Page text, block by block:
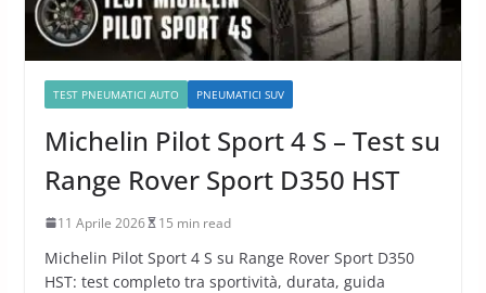
TEST PNEUMATICI AUTO PNEUMATICI SUV
Michelin Pilot Sport 4 S – Test su
Range Rover Sport D350 HST
11 Aprile 2026 15 min read
Michelin Pilot Sport 4 S su Range Rover Sport D350
HST: test completo tra sportività, durata, guida